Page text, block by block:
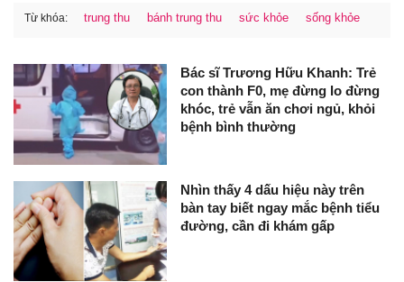
Từ khóa: trung thu bánh trung thu sức khỏe sống khỏe
Bác sĩ Trương Hữu Khanh: Trẻ
con thành F0, mẹ đừng lo đừng
khóc, trẻ vẫn ăn chơi ngủ, khỏi
bệnh bình thường
Nhìn thấy 4 dấu hiệu này trên
bàn tay biết ngay mắc bệnh tiểu
đường, cần đi khám gấp